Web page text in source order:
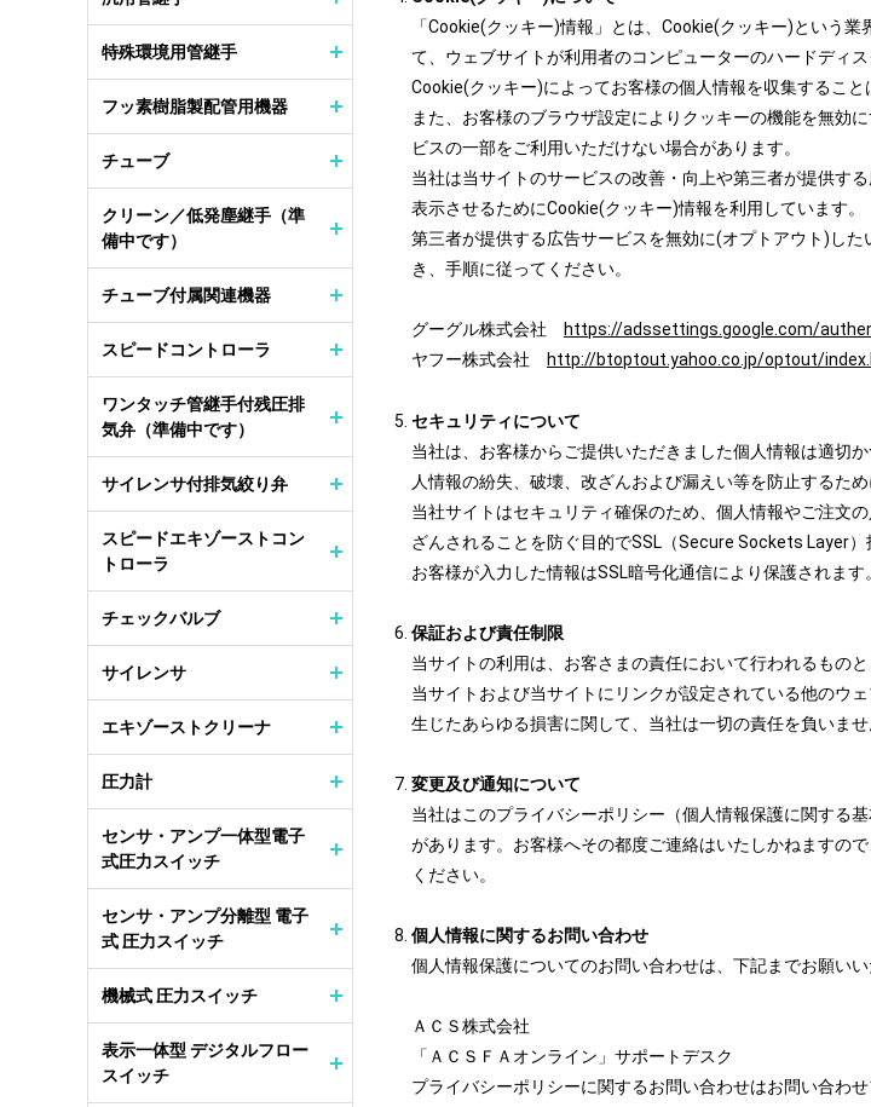
「Cookie(クッキー)情報」とは、Cookie(クッキー)という
て、ウェブサイトが利用者のコンピューターのハードディス
Cookie(クッキー)によってお客様の個人情報を収集すること
また、お客様のブラウザ設定によりクッキーの機能を無効
ビスの一部をご利用いただけない場合があります。
当社は当サイトのサービスの改善・向上や第三者が提供す
表示させるためにCookie(クッキー)情報を利用しています。
第三者が提供する広告サービスを無効に(オプトアウト)し
き、手順に従ってください。
グーグル株式会社
https://adssettings.google.com/
ヤフー株式会社
http://btoptout.yahoo.co.jp/optout/
セキュリティについて
当社は、お客様からご提供いただきました個人情報は適切
人情報の紛失、破壊、改ざんおよび漏えい等を防止するた
当社サイトはセキュリティ確保のため、個人情報やご注文
ざんされることを防ぐ目的でSSL（Secure Sockets Layer）
お客様が入力した情報はSSL暗号化通信により保護されます。
保証および責任制限
当サイトの利用は、お客さまの責任において行われるものと
当サイトおよび当サイトにリンクが設定されている他のウ
生じたあらゆる損害に関して、当社は一切の責任を負いませ
変更及び通知について
当社はこのプライバシーポリシー（個人情報保護に関する
があります。お客様へその都度ご連絡はいたしかねますの
ください。
個人情報に関するお問い合わせ
個人情報保護についてのお問い合わせは、下記までお願いい
ＡＣＳ株式会社
「ＡＣＳＦＡオンライン」サポートデスク
プライバシーポリシーに関するお問い合わせはお問い合わ
特殊環境用管継手
フッ素樹脂製配管用機器
チューブ
クリーン／低発塵継手（準
備中です）
チューブ付属関連機器
スピードコントローラ
ワンタッチ管継手付残圧排
気弁（準備中です）
サイレンサ付排気絞り弁
スピードエキゾーストコン
トローラ
チェックバルブ
サイレンサ
エキゾーストクリーナ
圧力計
センサ・アンプ一体型電子
式圧力スイッチ
センサ・アンプ分離型 電子
式 圧力スイッチ
機械式 圧力スイッチ
表示一体型 デジタルフロー
スイッチ